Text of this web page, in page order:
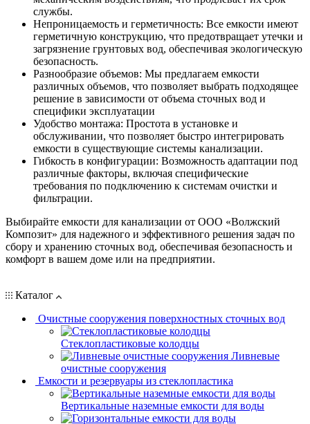
службы.
Непроницаемость и герметичность: Все емкости имеют
герметичную конструкцию, что предотвращает утечки и
загрязнение грунтовых вод, обеспечивая экологическую
безопасность.
Разнообразие объемов: Мы предлагаем емкости
различных объемов, что позволяет выбрать подходящее
решение в зависимости от объема сточных вод и
специфики эксплуатации
Удобство монтажа: Простота в установке и
обслуживании, что позволяет быстро интегрировать
емкости в существующие системы канализации.
Гибкость в конфигурации: Возможность адаптации под
различные факторы, включая специфические
требования по подключению к системам очистки и
фильтрации.
Выбирайте емкости для канализации от ООО «Волжский
Композит» для надежного и эффективного решения задач по
сбору и хранению сточных вод, обеспечивая безопасность и
комфорт в вашем доме или на предприятии.
Каталог
Очистные сооружения поверхностных сточных вод
Стеклопластиковые колодцы
Ливневые
очистные сооружения
Емкости и резервуары из стеклопластика
Вертикальные наземные емкости для воды